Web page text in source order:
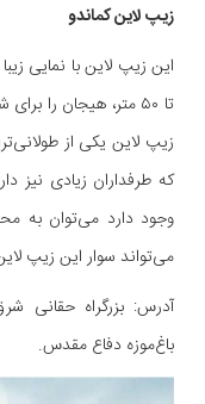
زیپ لاین کماندو
تا ۵۰ متر، هیجان را
زیپ لاین یکی از
که طرفداران زیادی نیز
وجود دارد می‌توان به
می‌تواند سوار این زیپ لاین شود در اصل
آدرس: بزرگراه حقانی
باغ‌موزه دفاع مقدس.